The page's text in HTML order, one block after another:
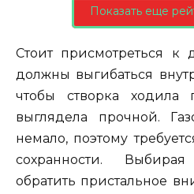
Показать еще
Стоит присмотреться к
должны выгибаться
чтобы створка ходила
выглядела прочной.
немало, поэтому
сохранности.
обратить пристальное